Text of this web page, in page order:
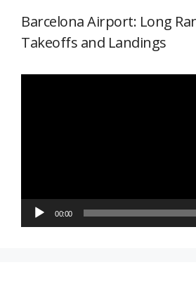
Barcelona Airport: Long
Takeoffs and Landings
00:00